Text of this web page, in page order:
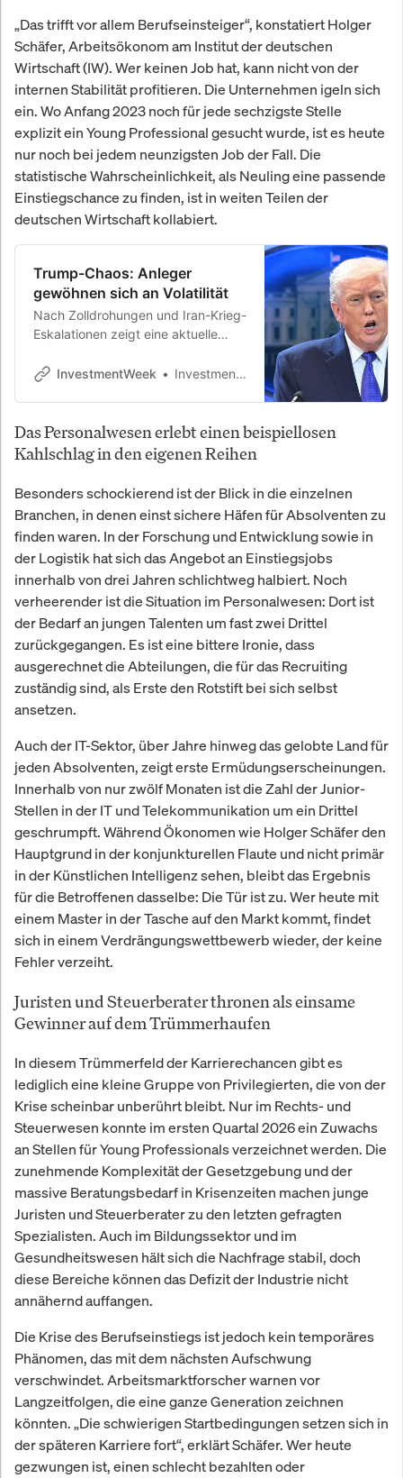
„Das trifft vor allem Berufseinsteiger“, konstatiert Holger
Schäfer, Arbeitsökonom am Institut der deutschen
Wirtschaft (IW). Wer keinen Job hat, kann nicht von der
internen Stabilität profitieren. Die Unternehmen igeln sich
ein. Wo Anfang 2023 noch für jede sechzigste Stelle
explizit ein Young Professional gesucht wurde, ist es heute
nur noch bei jedem neunzigsten Job der Fall. Die
statistische Wahrscheinlichkeit, als Neuling eine passende
Einstiegschance zu finden, ist in weiten Teilen der
deutschen Wirtschaft kollabiert.
Trump-Chaos: Anleger
gewöhnen sich an Volatilität
Nach Zolldrohungen und Iran-Krieg-
Eskalationen zeigt eine aktuelle
gelassen. Die Börsenvolatilität durch
InvestmentWeek InvestmentWeek
Das Personalwesen erlebt einen beispiellosen
Kahlschlag in den eigenen Reihen
Besonders schockierend ist der Blick in die einzelnen
Branchen, in denen einst sichere Häfen für Absolventen zu
finden waren. In der Forschung und Entwicklung sowie in
der Logistik hat sich das Angebot an Einstiegsjobs
innerhalb von drei Jahren schlichtweg halbiert. Noch
verheerender ist die Situation im Personalwesen: Dort ist
der Bedarf an jungen Talenten um fast zwei Drittel
zurückgegangen. Es ist eine bittere Ironie, dass
ausgerechnet die Abteilungen, die für das Recruiting
zuständig sind, als Erste den Rotstift bei sich selbst
ansetzen.
Auch der IT-Sektor, über Jahre hinweg das gelobte Land für
jeden Absolventen, zeigt erste Ermüdungserscheinungen.
Innerhalb von nur zwölf Monaten ist die Zahl der Junior-
Stellen in der IT und Telekommunikation um ein Drittel
geschrumpft. Während Ökonomen wie Holger Schäfer den
Hauptgrund in der konjunkturellen Flaute und nicht primär
in der Künstlichen Intelligenz sehen, bleibt das Ergebnis
für die Betroffenen dasselbe: Die Tür ist zu. Wer heute mit
einem Master in der Tasche auf den Markt kommt, findet
sich in einem Verdrängungswettbewerb wieder, der keine
Fehler verzeiht.
Juristen und Steuerberater thronen als einsame
Gewinner auf dem Trümmerhaufen
In diesem Trümmerfeld der Karrierechancen gibt es
lediglich eine kleine Gruppe von Privilegierten, die von der
Krise scheinbar unberührt bleibt. Nur im Rechts- und
Steuerwesen konnte im ersten Quartal 2026 ein Zuwachs
an Stellen für Young Professionals verzeichnet werden. Die
zunehmende Komplexität der Gesetzgebung und der
massive Beratungsbedarf in Krisenzeiten machen junge
Juristen und Steuerberater zu den letzten gefragten
Spezialisten. Auch im Bildungssektor und im
Gesundheitswesen hält sich die Nachfrage stabil, doch
diese Bereiche können das Defizit der Industrie nicht
annähernd auffangen.
Die Krise des Berufseinstiegs ist jedoch kein temporäres
Phänomen, das mit dem nächsten Aufschwung
verschwindet. Arbeitsmarktforscher warnen vor
Langzeitfolgen, die eine ganze Generation zeichnen
könnten. „Die schwierigen Startbedingungen setzen sich in
der späteren Karriere fort“, erklärt Schäfer. Wer heute
gezwungen ist, einen schlecht bezahlten oder